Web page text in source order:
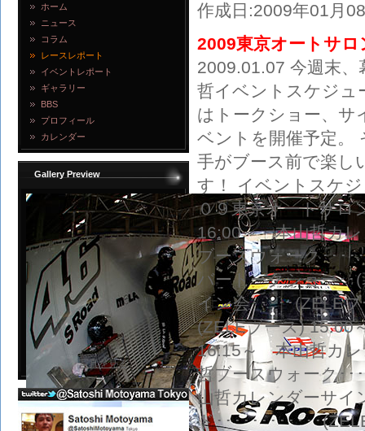
ホーム
ニュース
コラム
レースレポート
イベントレポート
ギャラリー
BBS
プロフィール
カレンダー
Gallery Preview
写真を見る
作成日:2009年01月
2009東京オートサ
2009.01.07 今週末
哲イベントスケジュ
はトークショー、サ
ベントを開催予定。
手がブース前で楽し
す！ イベントスケ
０９東京オートサロ
16:00～ 本山哲カレ
ブースウォーク･･･
バートークショー･
イン会･････(ZELE
(ZELEブース) 15:00
16:15～ 本山哲カレ
哲ブースウォーク･･
山哲カレンダーサイ
ド････････････